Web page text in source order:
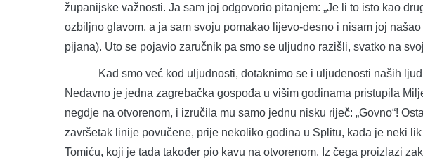
županijske važnosti. Ja sam joj odgovorio pitanjem: „Je li to isto kao
ozbiljno glavom, a ja sam svoju pomakao lijevo-desno i nisam joj
pijana). Uto se pojavio zaručnik pa smo se uljudno razišli, svatko na
Kad smo već kod uljudnosti, dotaknimo se i uljuđenosti naših ljudi
Nedavno je jedna zagrebačka gospođa u višim godinama pristupila
negdje na otvorenom, i izručila mu samo jednu nisku riječ: „Govno“!
završetak linije povučene, prije nekoliko godina u Splitu, kada je neki
Tomiću, koji je tada također pio kavu na otvorenom. Iz čega proizlazi